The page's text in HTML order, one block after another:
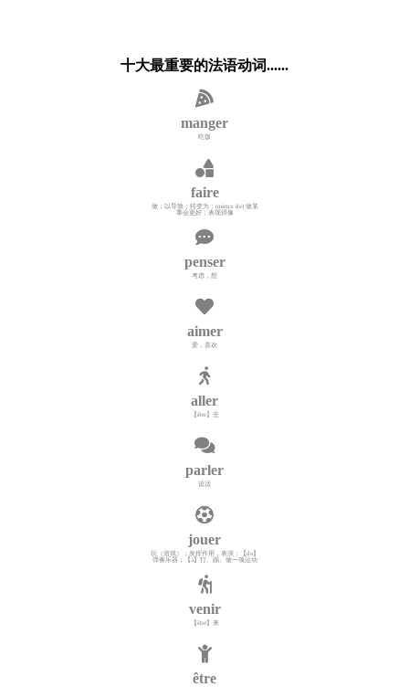
十大最重要的法语动词......
manger
吃饭
faire
做；以导致；转变为；(mieux de) 做某
事会更好；表现得像
penser
考虑，想
aimer
爱，喜欢
aller
【être】去
parler
说话
jouer
玩（游戏）；发挥作用，表演；【de】
弹奏乐器；【à】打、踢、做一项运动
venir
【être】来
être